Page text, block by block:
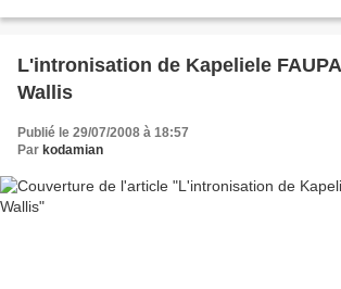
L'intronisation de Kapeliele
Wallis
Publié le 29/07/2008 à 18:57
Par kodamian